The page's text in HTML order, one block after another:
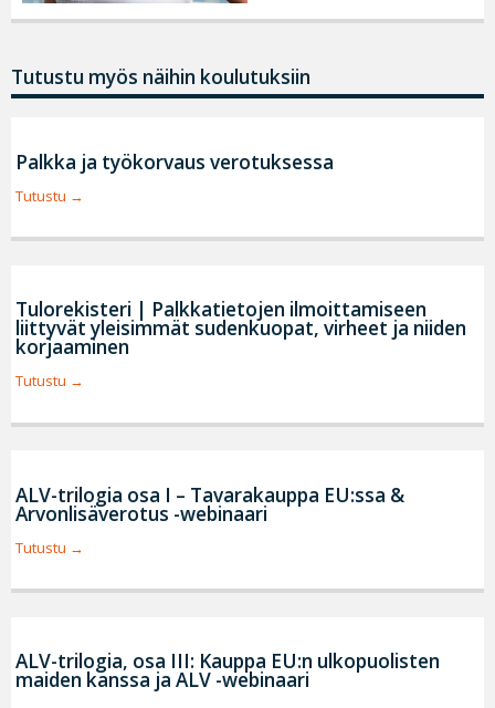
Tutustu myös näihin koulutuksiin
Palkka ja työkorvaus verotuksessa
Tutustu
Tulorekisteri | Palkkatietojen ilmoittamiseen
liittyvät yleisimmät sudenkuopat, virheet ja niiden
korjaaminen
Tutustu
ALV-trilogia osa I – Tavarakauppa EU:ssa &
Arvonlisäverotus -webinaari
Tutustu
ALV-trilogia, osa III: Kauppa EU:n ulkopuolisten
maiden kanssa ja ALV -webinaari